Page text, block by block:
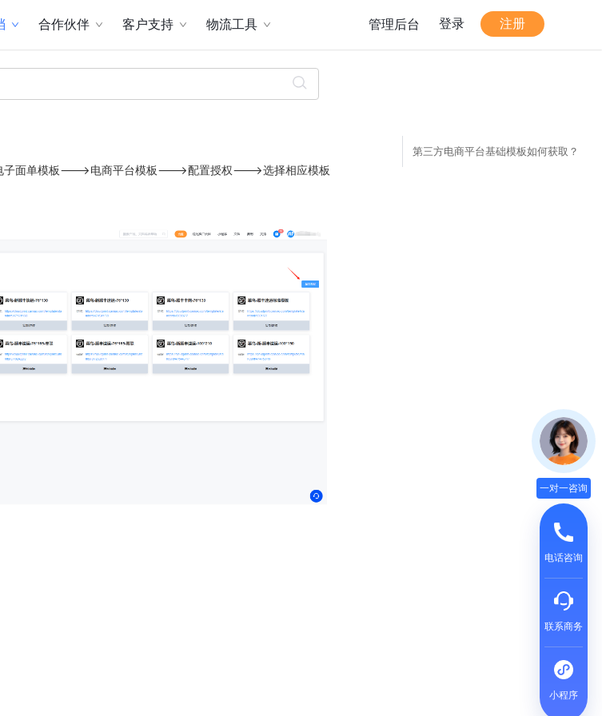
合作伙伴 客户支持 物流工具 管理后台 登录 注册
面单模板--->电商平台模板--->配置授权--->选择相应模板
第三方电商平台基础模板如何获取？
一对一咨询
电话咨询
联系商务
小程序